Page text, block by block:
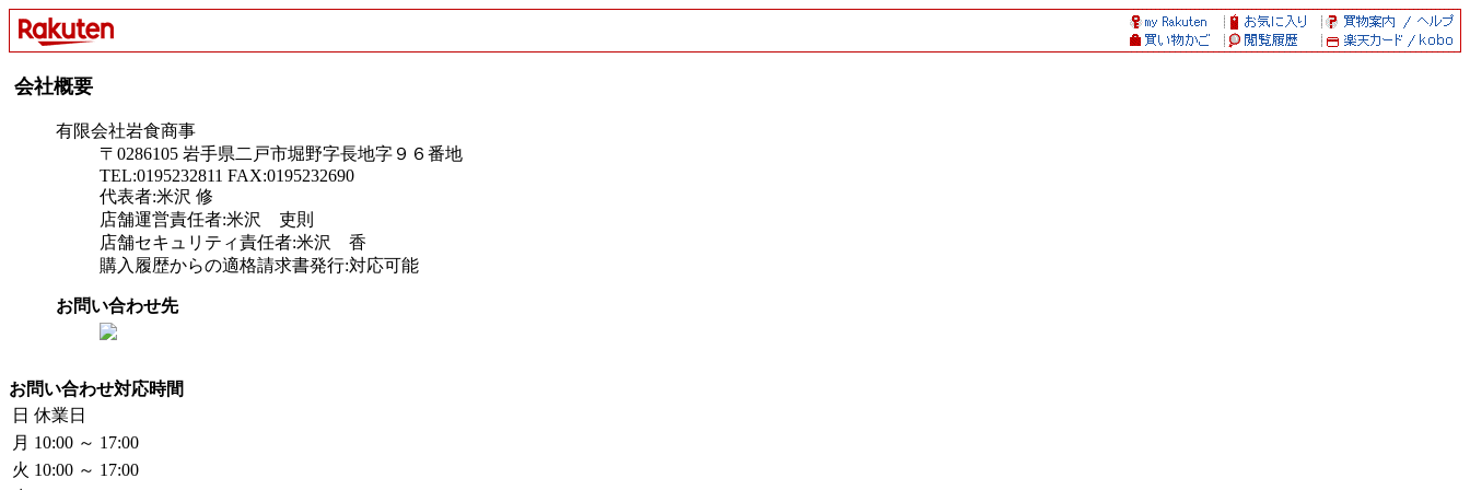
会社概要
有限会社岩食商事
〒0286105 岩手県二戸市堀野字長地字９６番地
TEL:0195232811 FAX:0195232690
代表者:米沢 修
店舗運営責任者:米沢 吏則
店舗セキュリティ責任者:米沢 香
購入履歴からの適格請求書発行:対応可能
お問い合わせ先
お問い合わせ対応時間
日 休業日
月 10:00 ～ 17:00
火 10:00 ～ 17:00